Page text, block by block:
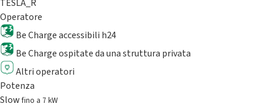
TESLA_R
Operatore
Be Charge accessibili h24
Be Charge ospitate da una struttura privata
Altri operatori
Potenza
Slowfino a 7 kW